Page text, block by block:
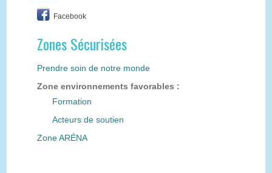
Facebook
Zones Sécurisées
Prendre soin de notre monde
Zone environnements favorables :
Formation
Acteurs de soutien
Zone ARÉNA